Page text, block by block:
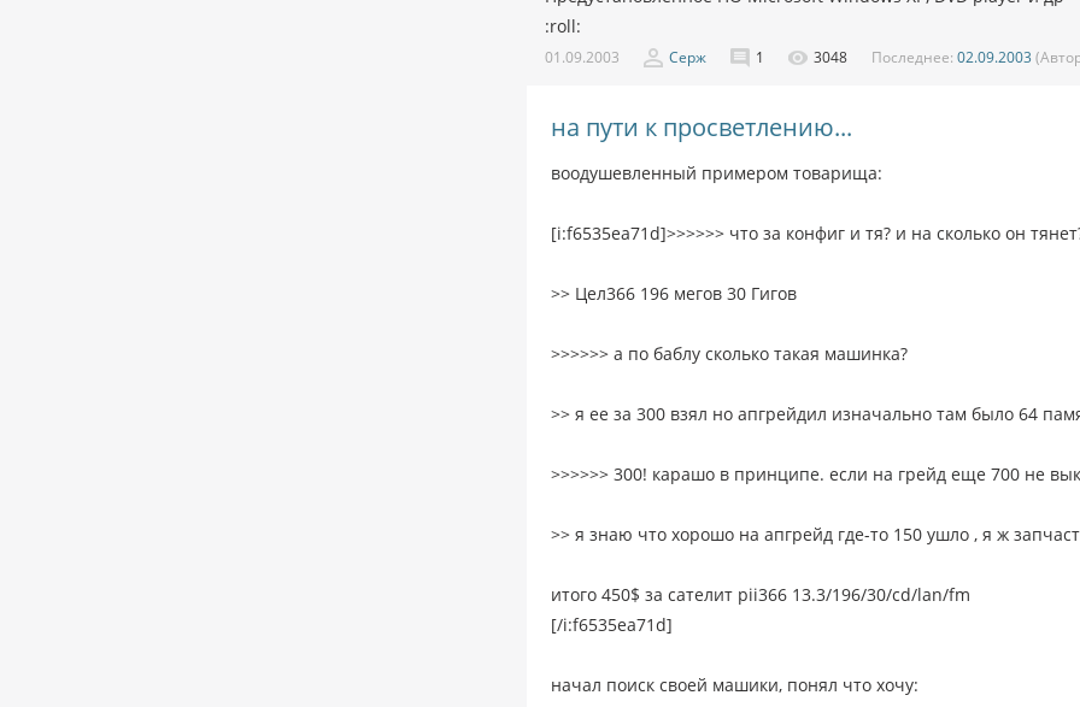
:roll:
01.09.2003 Серж 1 3048 Последнее: 02.09.2003
на пути к просветлению...
воодушевленный примером товарища:
[i:f6535ea71d]>>>>>> что за конфиг и тя? и на сколько он
>> Цел366 196 мегов 30 Гигов
>>>>>> а по баблу сколько такая машинка?
>> я ее за 300 взял но апгрейдил изначально там было 64
>>>>>> 300! карашо в принципе. если на грейд еще 700 не
>> я знаю что хорошо на апгрейд где-то 150 ушло , я ж
итого 450$ за сателит pii366 13.3/196/30/cd/lan/fm
[/i:f6535ea71d]
начал поиск своей машики, понял что хочу: